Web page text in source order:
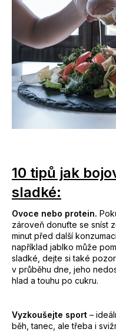
10 tipů jak
sladké:
Ovoce nebo protein.
zároveň donuťte se sníst
minut před další
například jablko může
sladké, dejte si také
v průběhu dne, jeho
hlad a touhu po cukru.
Vyzkoušejte sport –
běh, tanec, ale třeba i